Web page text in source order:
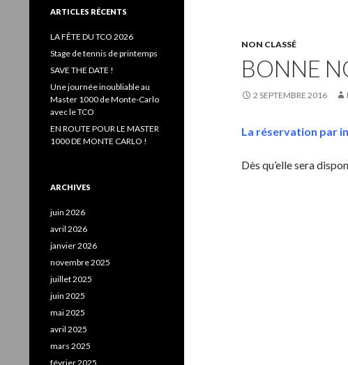
NON CLASSÉ
BONNE
2 SEPTEMBRE 2016
La réservation par
Dès qu’elle sera
e
c
h
r
:
ARTICLES RÉCENTS
LA FÊTE DU TCO 2026
Stage de tennis de printemps
SAVE THE DATE !
Une journée inoubliable au
Master 1000 de Monte-Carlo
avec le TCO
EN ROUTE POUR LE MASTER
1000 DE MONTE CARLO !
ARCHIVES
juin 2026
avril 2026
janvier 2026
novembre 2025
juillet 2025
juin 2025
mai 2025
avril 2025
mars 2025
février 2025